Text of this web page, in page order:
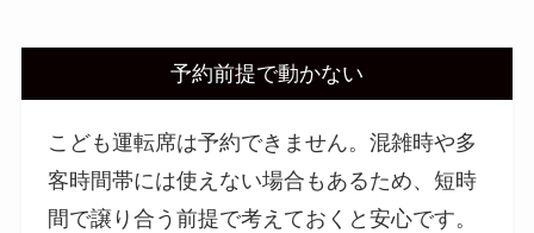
予約前提で動かない
こども運転席は予約できません。混雑時や多
客時間帯には使えない場合もあるため、短時
間で譲り合う前提で考えておくと安心です。